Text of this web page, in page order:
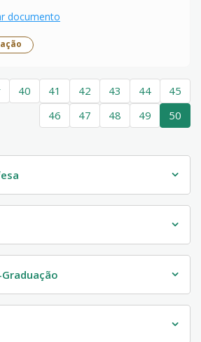
documento
40 41 42 43 44
45
46
47 48 49 50